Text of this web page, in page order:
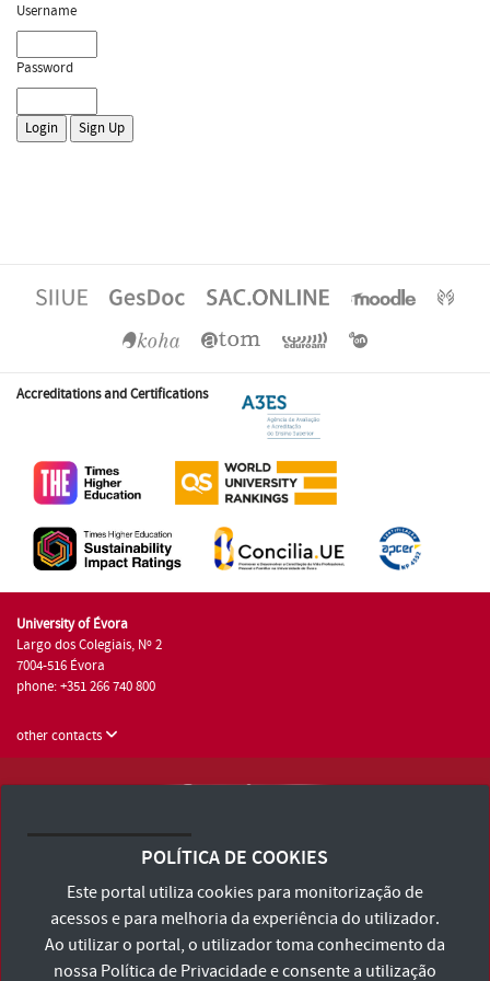
Username
Password
Accreditations and Certifications
University of Évora
Largo dos Colegiais, Nº 2
7004-516 Évora
phone: +351 266 740 800
other contacts
Terms and Conditions and Privacy Policy
Accessibility Statement
POLÍTICA DE COOKIES
Este portal utiliza cookies para monitorização de
acessos e para melhoria da experiência do utilizador.
Ao utilizar o portal, o utilizador toma conhecimento da
nossa Política de Privacidadee consente a utilização